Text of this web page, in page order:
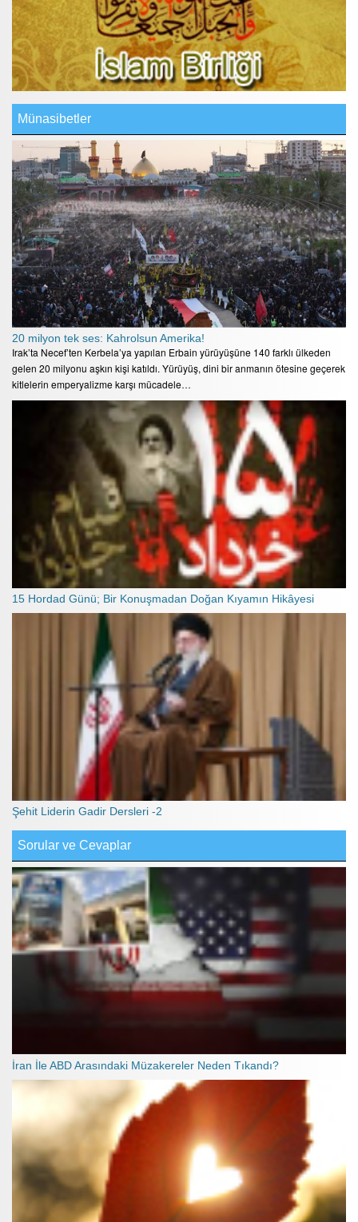
Münasibetler
20 milyon tek ses: Kahrolsun Amerika!
Irak’ta Necef’ten Kerbela’ya yapılan Erbain yürüyüşüne 140 farklı ülkeden
gelen 20 milyonu aşkın kişi katıldı. Yürüyüş, dini bir anmanın ötesine geçerek
kitlelerin emperyalizme karşı mücadele…
15 Hordad Günü; Bir Konuşmadan Doğan Kıyamın Hikâyesi
Şehit Liderin Gadir Dersleri -2
Sorular ve Cevaplar
İran İle ABD Arasındaki Müzakereler Neden Tıkandı?